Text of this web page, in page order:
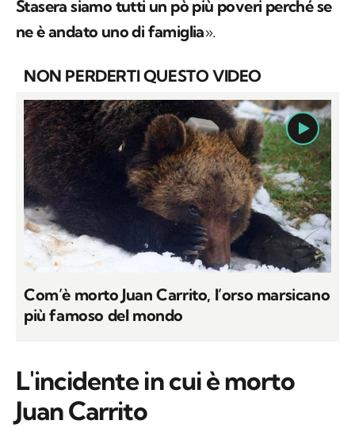
Stasera siamo tutti un pò più poveri perché se
ne è andato uno di famiglia».
NON PERDERTI QUESTO VIDEO
Com’è morto Juan Carrito, l’orso marsicano
più famoso del mondo
L'incidente in cui è morto
Juan Carrito